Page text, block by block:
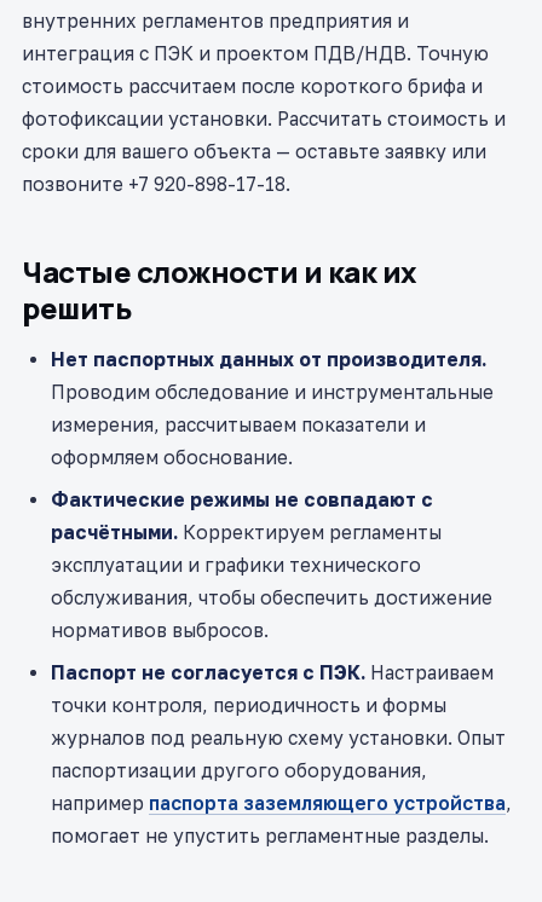
внутренних регламентов предприятия и
интеграция с ПЭК и проектом ПДВ/НДВ. Точную
стоимость рассчитаем после короткого брифа и
фотофиксации установки. Рассчитать стоимость и
сроки для вашего объекта — оставьте заявку или
позвоните +7 920-898-17-18.
Частые сложности и как их
решить
Нет паспортных данных от производителя.
Проводим обследование и инструментальные
измерения, рассчитываем показатели и
оформляем обоснование.
Фактические режимы не совпадают с
расчётными. Корректируем регламенты
эксплуатации и графики технического
обслуживания, чтобы обеспечить достижение
нормативов выбросов.
Паспорт не согласуется с ПЭК. Настраиваем
точки контроля, периодичность и формы
журналов под реальную схему установки. Опыт
паспортизации другого оборудования,
например паспорта заземляющего устройства,
помогает не упустить регламентные разделы.